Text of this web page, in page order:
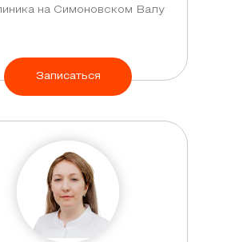
на Симоновском Валу
Записаться